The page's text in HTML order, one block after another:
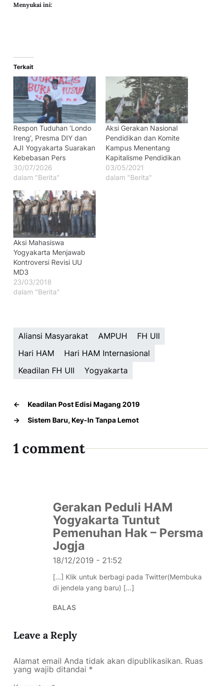
Menyukai ini:
Terkait
Respon Tuduhan ‘Londo
Ireng’, Presma DIY dan
AJI Yogyakarta Suarakan
Kebebasan Pers
30/07/2026
dalam "Berita"
Aksi Gerakan Nasional
Pendidikan dan Komite
Kampus Menentang
Kapitalisme Pendidikan
03/05/2021
dalam "Berita"
Aksi Mahasiswa
Yogyakarta Menjawab
Kontroversi Revisi UU
MD3
23/03/2018
dalam "Berita"
Aliansi Masyarakat AMPUH
FH UII
Hari HAM
Hari HAM Internasional
Keadilan FH UII
Yogyakarta
←
Keadilan Post Edisi Magang 2019
→
Sistem Baru, Key-In Tanpa Lemot
1 comment
Gerakan Peduli HAM
Yogyakarta Tuntut
Pemenuhan Hak – Persma
Jogja
18/12/2019 - 21:52
[…] Klik untuk berbagi pada Twitter(Membuka
di jendela yang baru) […]
BALAS
Leave a Reply
Alamat email Anda tidak akan dipublikasikan. Ruas
yang wajib ditandai *